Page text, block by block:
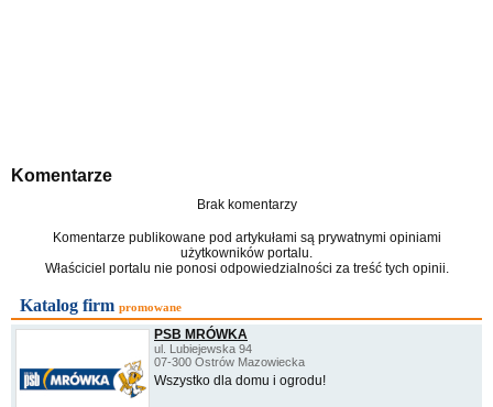
Komentarze
Brak komentarzy
Komentarze publikowane pod artykułami są prywatnymi opiniami
użytkowników portalu.
Właściciel portalu nie ponosi odpowiedzialności za treść tych opinii.
Katalog firm promowane
PSB MRÓWKA
ul. Lubiejewska 94
07-300 Ostrów Mazowiecka
Wszystko dla domu i ogrodu!